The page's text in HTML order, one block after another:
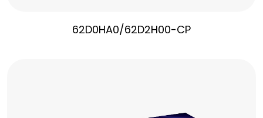
62D0HA0/62D2H00-CP